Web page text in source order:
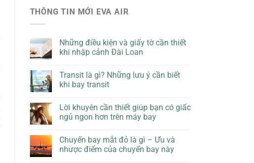
THÔNG TIN MỚI EVA AIR
Những điều kiện và giấy tờ cần thiết
khi nhập cảnh Đài Loan
Transit là gì? Những lưu ý cần biết
khi bay transit
Lời khuyên cần thiết giúp bạn có giấc
ngủ ngon hơn trên máy bay
Chuyến bay mắt đỏ là gì – Ưu và
nhược điểm của chuyến bay này